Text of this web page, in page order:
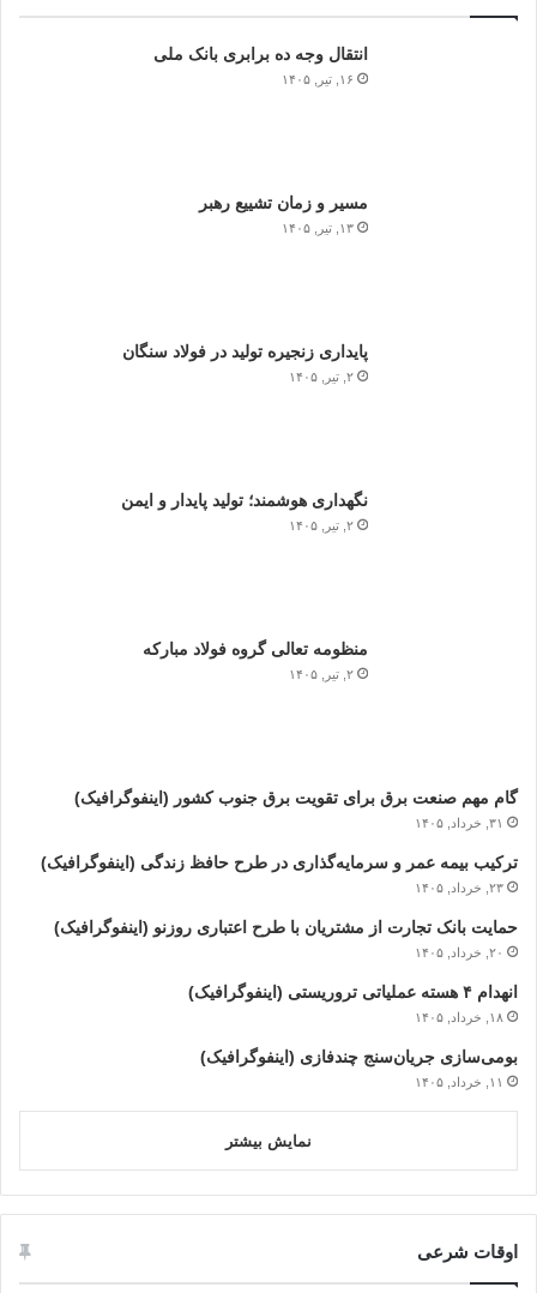
انتقال وجه ده برابری بانک ملی
۱۶, تیر, ۱۴۰۵
مسیر و زمان تشییع رهبر
۱۳, تیر, ۱۴۰۵
پایداری زنجیره تولید در فولاد سنگان
۲, تیر, ۱۴۰۵
نگهداری هوشمند؛ تولید پایدار و ایمن
۲, تیر, ۱۴۰۵
منظومه تعالی گروه فولاد مبارکه
۲, تیر, ۱۴۰۵
گام مهم صنعت برق برای تقویت برق جنوب کشور (اینفوگرافیک)
۳۱, خرداد, ۱۴۰۵
ترکیب بیمه عمر و سرمایه‌گذاری در طرح حافظ زندگی (اینفوگرافیک)
۲۳, خرداد, ۱۴۰۵
حمایت بانک تجارت از مشتریان با طرح اعتباری روزنو (اینفوگرافیک)
۲۰, خرداد, ۱۴۰۵
انهدام ۴ هسته عملیاتی تروریستی (اینفوگرافیک)
۱۸, خرداد, ۱۴۰۵
بومی‌سازی جریان‌سنج چندفازی (اینفوگرافیک)
۱۱, خرداد, ۱۴۰۵
نمایش بیشتر
اوقات شرعی